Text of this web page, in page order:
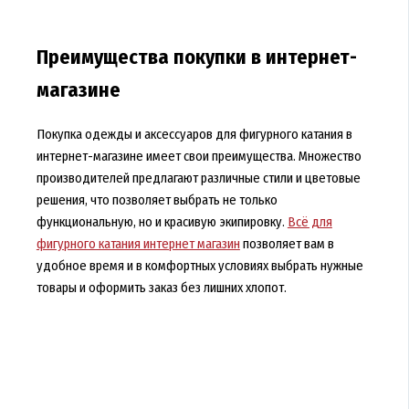
Преимущества покупки в интернет-
магазине
Покупка одежды и аксессуаров для фигурного катания в
интернет-магазине имеет свои преимущества. Множество
производителей предлагают различные стили и цветовые
решения, что позволяет выбрать не только
функциональную, но и красивую экипировку. Всё для
фигурного катания интернет магазин позволяет вам в
удобное время и в комфортных условиях выбрать нужные
товары и оформить заказ без лишних хлопот.